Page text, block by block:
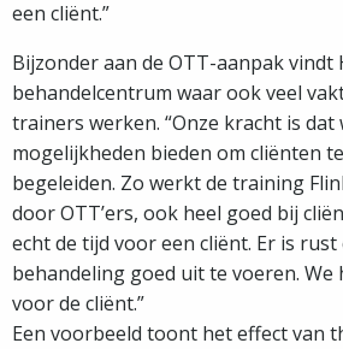
een cliënt.”
Bijzonder aan de OTT-aanpak vindt
behandelcentrum waar ook veel
trainers werken. “Onze kracht is dat
mogelijkheden bieden om cliënten
begeleiden. Zo werkt de training
door OTT’ers, ook heel goed bij
echt de tijd voor een cliënt. Er is
behandeling goed uit te voeren. We
voor de cliënt.”
Een voorbeeld toont het effect van